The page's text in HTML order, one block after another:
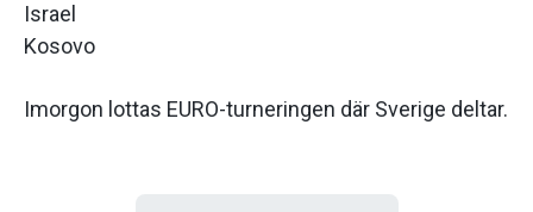
Israel
Kosovo
Imorgon lottas EURO-turneringen där Sverige deltar.